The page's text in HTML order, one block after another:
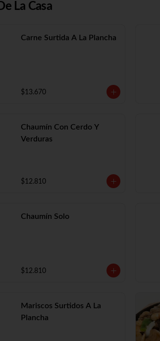
La Casa
Carne Surtida A La Plancha
$13.670
Chaumín Con Cerdo Y
Verduras
$12.810
Chaumín Solo
$12.810
Mariscos Surtidos A La
Plancha